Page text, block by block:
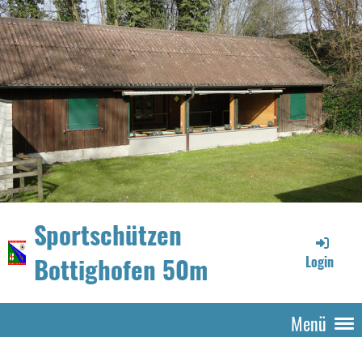
Sportschützen
Bottighofen 50m
Login
Menü